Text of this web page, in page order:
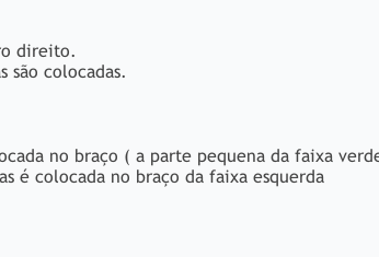
direito.
são colocadas.
no braço ( a parte pequena da faixa
é colocada no braço da faixa esquerda